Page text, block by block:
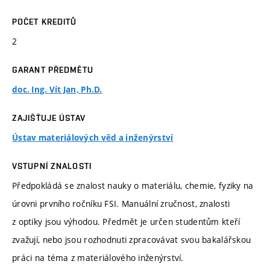
POČET KREDITŮ
2
GARANT PŘEDMĚTU
doc. Ing. Vít Jan, Ph.D.
ZAJIŠŤUJE ÚSTAV
Ústav materiálových věd a inženýrství
VSTUPNÍ ZNALOSTI
Předpokládá se znalost nauky o materiálu, chemie, fyziky na
úrovni prvního ročníku FSI. Manuální zručnost, znalosti
z optiky jsou výhodou. Předmět je určen studentům kteří
zvažují, nebo jsou rozhodnuti zpracovávat svou bakalářskou
práci na téma z materiálového inženýrství.